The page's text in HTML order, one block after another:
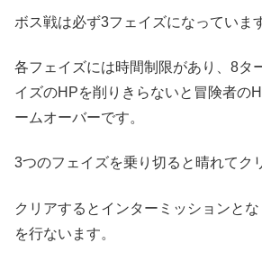
ボス戦は必ず3フェイズになっていま
各フェイズには時間制限があり、8タ
イズのHPを削りきらないと冒険者の
ームオーバーです。
3つのフェイズを乗り切ると晴れてク
クリアするとインターミッションと
を行ないます。